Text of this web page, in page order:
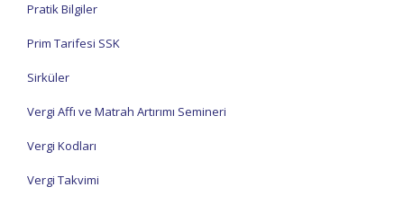
Pratik Bilgiler
Prim Tarifesi SSK
Sirküler
Vergi Affı ve Matrah Artırımı Semineri
Vergi Kodları
Vergi Takvimi